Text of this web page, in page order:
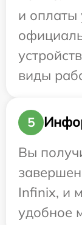
и оплаты
виды
5
Вы
Infinix, и
удобное